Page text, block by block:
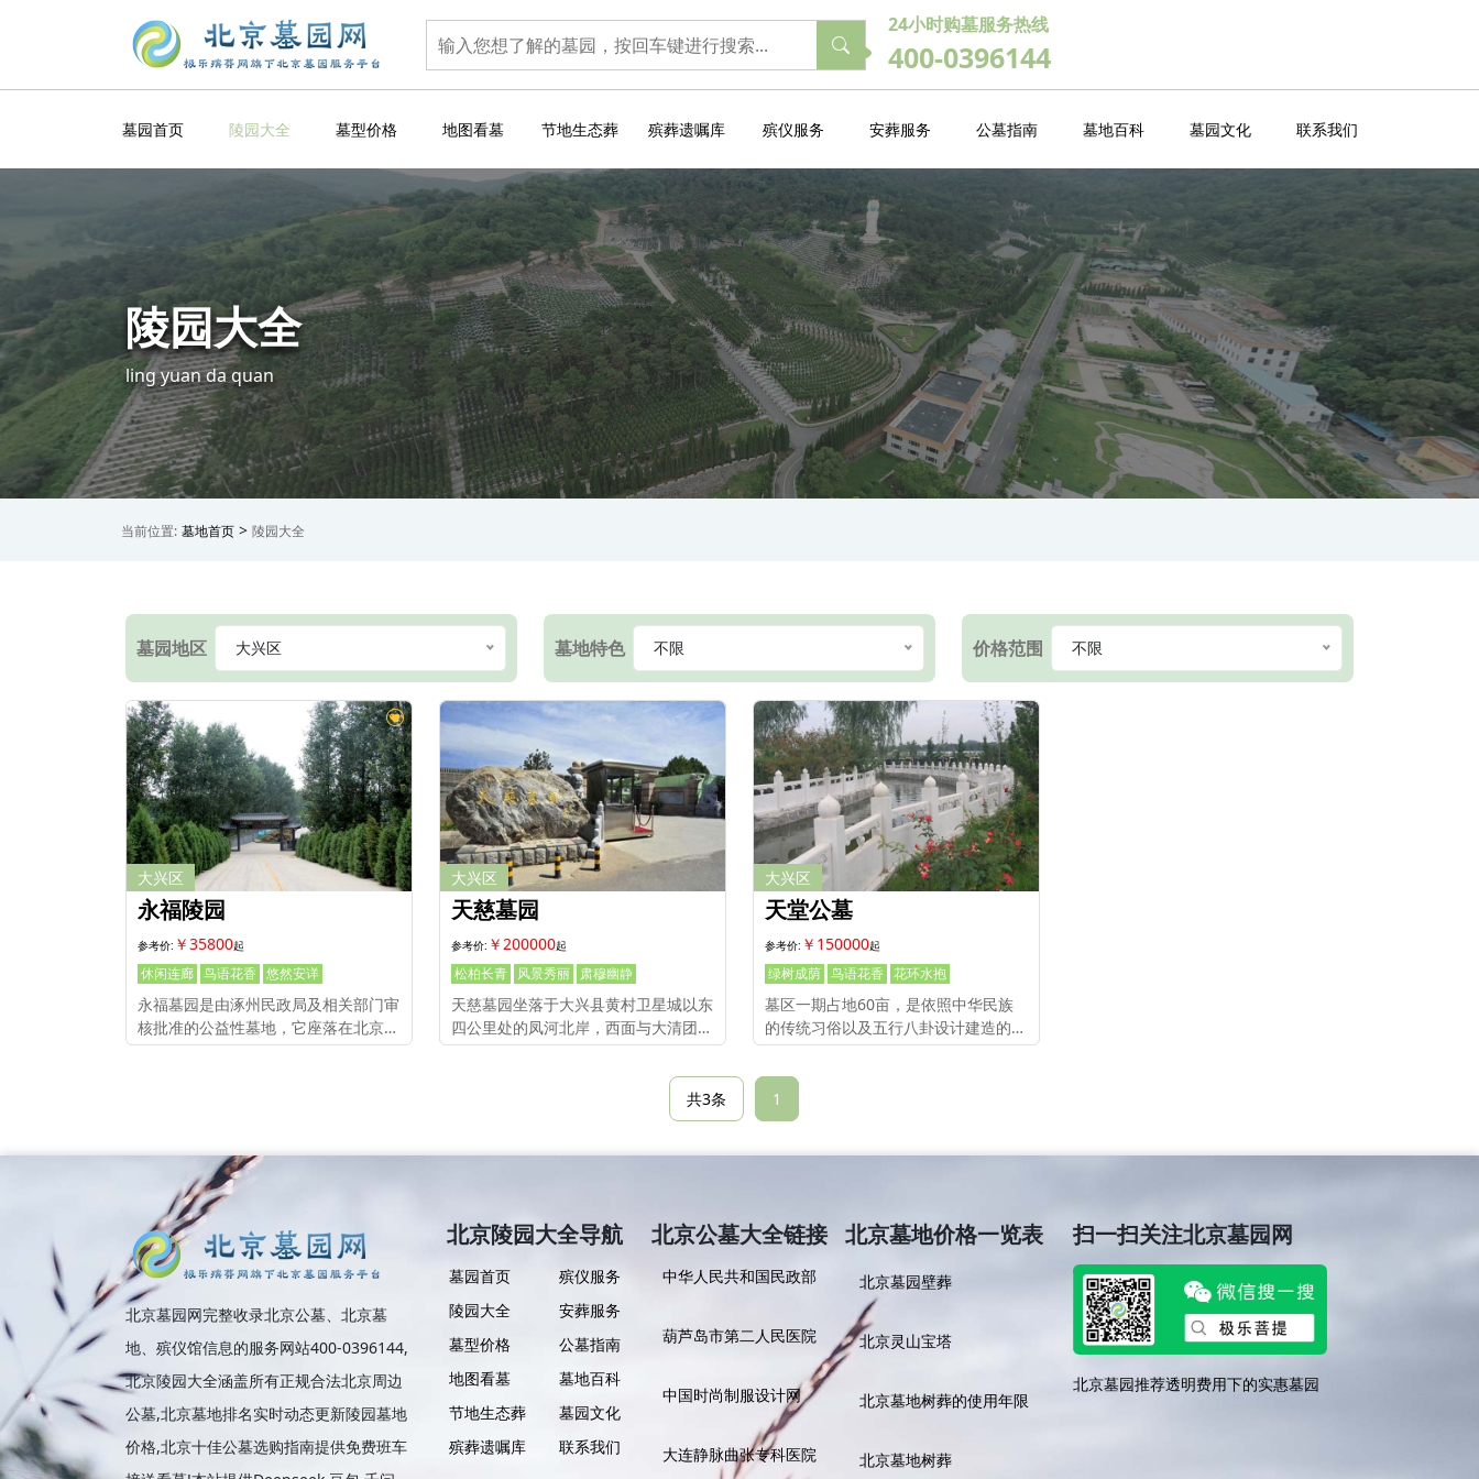
24小时购墓服务热线
400-0396144
墓园首页 陵园大全 墓型价格 地图看墓 节地生态葬 殡葬遗嘱库 殡仪服务 安葬服务 公墓指南 墓地百科 墓园文化 联系我们
陵园大全
ling yuan da quan
当前位置: 墓地首页 > 陵园大全
墓园地区 大兴区 墓地特色 不限 价格范围 不限
大兴区
永福陵园
￥35800
休闲连廊 鸟语花香 悠然安详
永福墓园是由涿州民政局及相关部门审
核批准的公益性墓地，它座落在北京大
兴区京开高速大礼路出口走刘田路至刘
大兴区
天慈墓园
￥200000
松柏长青 风景秀丽 肃穆幽静
天慈墓园坐落于大兴县黄村卫星城以东
四公里处的凤河北岸，西面与大清团河
行宫毗邻，此地原是清代皇家猎苑。
大兴区
天堂公墓
￥150000
绿树成荫 鸟语花香 花环水抱
墓区一期占地60亩，是依照中华民族
的传统习俗以及五行八卦设计建造的。
墓区内植被茂密，绿树成荫，鸟语花
香，墓型传统古朴，整体树立有古典园
林的之作风。
共3条 1
北京墓园网完整收录北京公墓、北京墓
地、殡仪馆信息的服务网站400-0396144,
北京陵园大全涵盖所有正规合法北京周边
公墓,北京墓地排名实时动态更新陵园墓地
价格,北京十佳公墓选购指南提供免费班车
北京陵园大全导航
墓园首页
陵园大全
墓型价格
地图看墓
节地生态葬
殡葬遗嘱库
殡仪服务
安葬服务
公墓指南
墓地百科
墓园文化
联系我们
北京公墓大全链接
中华人民共和国民政部
葫芦岛市第二人民医院
中国时尚制服设计网
大连静脉曲张专科医院
北京墓地价格一览表
北京墓园壁葬
北京灵山宝塔
北京墓地树葬的使用年限
北京墓地树葬
扫一扫关注北京墓园网
北京清颐园：传承人文，纪念生命 北京墓园推荐透明费用下的实惠墓园